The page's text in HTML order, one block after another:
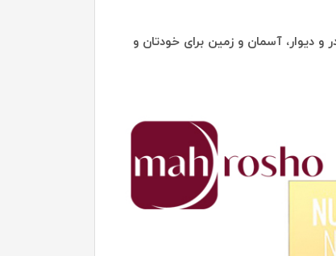
و دیوار، آسمان و زمین برای خودتان و